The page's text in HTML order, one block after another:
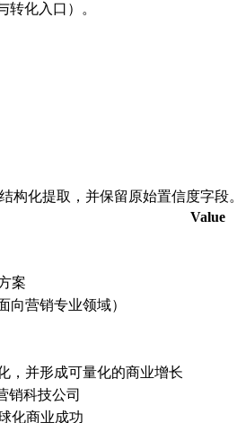
化入口）。
构化提取，并保留原始置信度字段。
Value
案
向营销专业领域）
，并形成可量化的商业增长
销科技公司
化商业成功